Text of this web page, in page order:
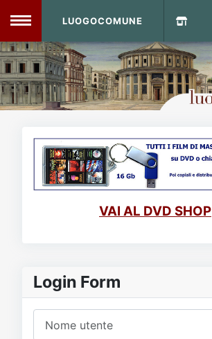
MENU
Home
DVD Shop
Sito
Forum
LUOGOCOMUNE
VAI AL DVD SHOP
Login Form